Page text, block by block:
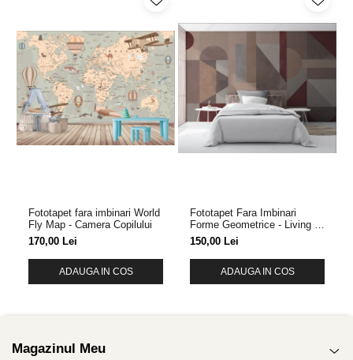
Fototapet fara imbinari World
Fly Map - Camera Copilului
170,00 Lei
ADAUGA IN COS
Fototapet Fara Imbinari
Forme Geometrice - Living &
Dormitor
150,00 Lei
ADAUGA IN COS
Magazinul Meu